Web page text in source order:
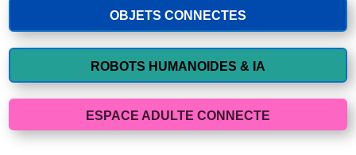
OBJETS CONNECTES
ROBOTS HUMANOIDES & IA
ESPACE ADULTE CONNECTE